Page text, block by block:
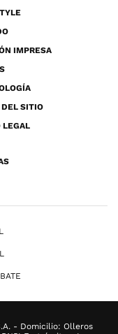
IMPRESA
DEL SITIO
LEGAL
- Domicilio: Olleros